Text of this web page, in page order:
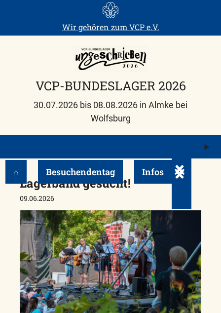
Wir gehören zum VCP e.V.
VCP-BUNDESLAGER 2026
30.07.2026 bis 08.08.2026 in Almke bei
Wolfsburg
⌂ Besuchendentag Infos Untermenü
Lagerband gesucht!
09.06.2026